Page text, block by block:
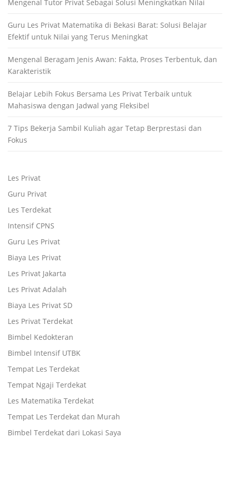
Mengenal Tutor Privat Sebagai Solusi Meningkatkan Nilai
Guru Les Privat Matematika di Bekasi Barat: Solusi Belajar
Efektif untuk Nilai yang Terus Meningkat
Mengenal Beragam Jenis Awan: Fakta, Proses Terbentuk, dan
Karakteristik
Belajar Lebih Fokus Bersama Les Privat Terbaik untuk
Mahasiswa dengan Jadwal yang Fleksibel
7 Tips Bekerja Sambil Kuliah agar Tetap Berprestasi dan
Fokus
Les Privat
Guru Privat
Les Terdekat
Intensif CPNS
Guru Les Privat
Biaya Les Privat
Les Privat Jakarta
Les Privat Adalah
Biaya Les Privat SD
Les Privat Terdekat
Bimbel Kedokteran
Bimbel Intensif UTBK
Tempat Les Terdekat
Tempat Ngaji Terdekat
Les Matematika Terdekat
Tempat Les Terdekat dan Murah
Bimbel Terdekat dari Lokasi Saya